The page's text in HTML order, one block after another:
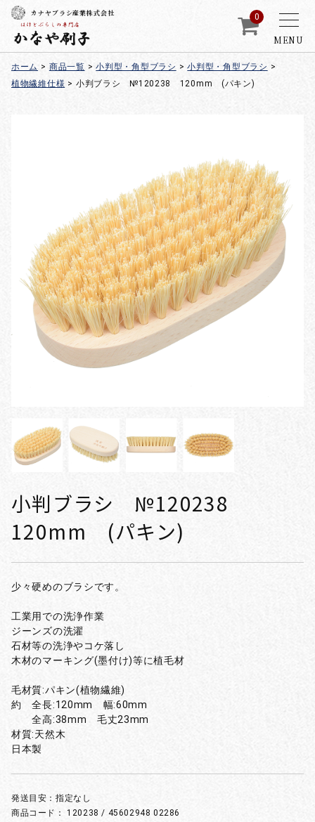
MENU
カナヤブラシ産業株式会社 0
ホーム > 商品一覧 > 小判型・角型ブラシ > 小判型・角型ブラシ >
植物繊維仕様 > 小判ブラシ №120238 120mm (パキン)
小判ブラシ №120238
120mm (パキン)
少々硬めのブラシです。
工業用での洗浄作業
ジーンズの洗濯
石材等の洗浄やコケ落し
木材のマーキング(墨付け)等に植毛材
毛材質:パキン(植物繊維)
約 全長:120mm 幅:60mm
全高:38mm 毛丈23mm
材質:天然木
日本製
発送目安：指定なし
商品コード：120238 / 45602948 02286